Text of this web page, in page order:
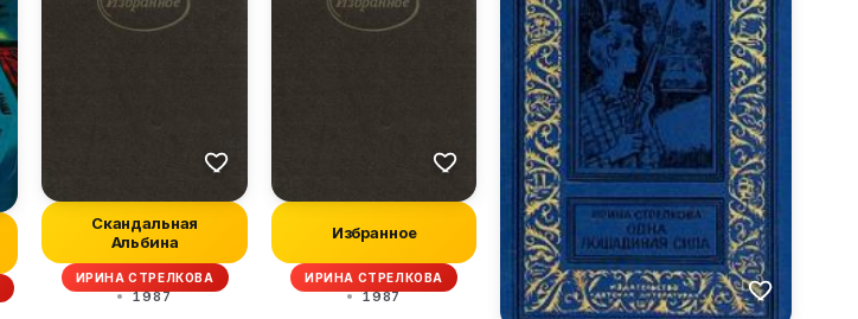
Скандальная
Альбина
ИРИНА СТРЕЛКОВА
1987
Избранное
ИРИНА СТРЕЛКОВА
1987